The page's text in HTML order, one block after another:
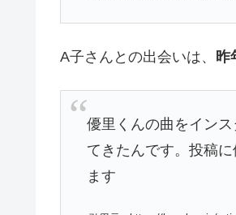
A子さんとの出会いは、 昨
優里くんの曲をイン
てきたんです。投稿
ます